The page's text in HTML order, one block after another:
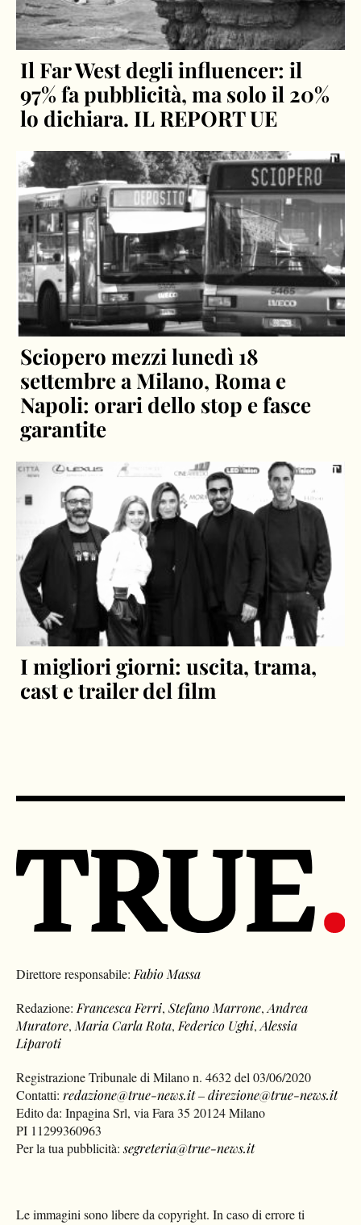
Il Far West degli influencer: il
97% fa pubblicità, ma solo il 20%
lo dichiara. IL REPORT UE
Sciopero mezzi lunedì 18
settembre a Milano, Roma e
Napoli: orari dello stop e fasce
garantite
I migliori giorni: uscita, trama,
cast e trailer del film
Direttore responsabile: Fabio Massa
Redazione: Francesca Ferri,Stefano Marrone,Andrea
Muratore, Maria Carla Rota, Federico Ughi,Alessia
Liparoti
Registrazione Tribunale di Milano n. 4632 del 03/06/2020
Contatti:redazione@true-news.it–direzione@true-news.it
Edito da: Inpagina Srl, via Fara 35 20124 Milano
PI 11299360963
Per la tua pubblicità:segreteria@true-news.it
Le immagini sono libere da copyright. In caso di errore ti